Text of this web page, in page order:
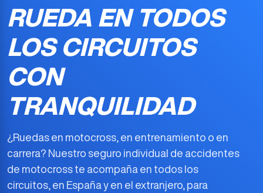
RUEDA EN TODOS
LOS CIRCUITOS
CON
TRANQUILIDAD
¿Ruedas en motocross, en entrenamiento o en
carrera? Nuestro seguro individual de accidentes
de motocross te acompaña en todos los
circuitos, en España y en el extranjero, para